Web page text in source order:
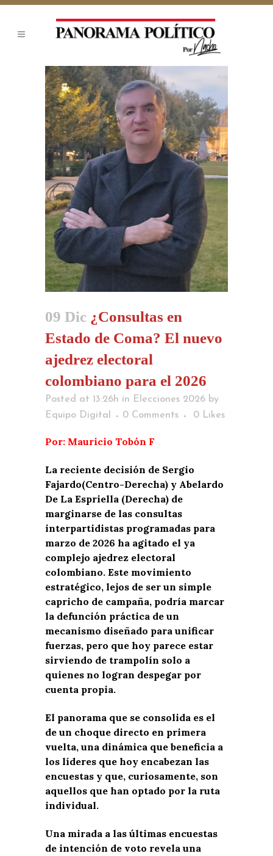
09 Dic ¿Consultas en
Estado de Coma? El nuevo
ajedrez electoral
colombiano para el 2026
Posted at 13:26h in Elecciones 2026 by
Equipo Digital
0 Comments 0 Likes
Por: Mauricio Tobón F
La reciente decisión de Sergio
Fajardo(Centro-Derecha) y Abelardo
De La Espriella (Derecha) de
marginarse de las consultas
interpartidistas programadas para
marzo de 2026 ha agitado el ya
complejo ajedrez electoral
colombiano. Este movimiento
estratégico, lejos de ser un simple
capricho de campaña, podría marcar
la defunción práctica de un
mecanismo diseñado para unificar
fuerzas, pero que hoy parece estar
sirviendo de trampolín solo a
quienes no logran despegar por
cuenta propia.
El panorama que se consolida es el
de un choque directo en primera
vuelta, una dinámica que beneficia a
los líderes que hoy encabezan las
encuestas y que, curiosamente, son
aquellos que han optado por la ruta
individual.
Una mirada a las últimas encuestas
de intención de voto revela una